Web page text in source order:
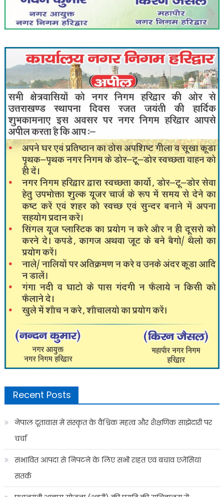
Recent Posts
नेपाल दूतावास में संस्कृत के वैश्विक महत्व और शैक्षणिक साझेदारी पर
चर्चा
संभावित आपदा से निपटने के लिए सभी राहत एवं बचाव एजेंसियां
सतर्क